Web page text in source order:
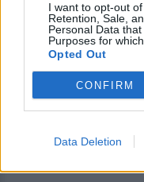
I want to opt-out
Retention, Sale,
Personal Data
Purposes for
Opted Out
CONFIRM
Data Deletion
Μάθουριν, τον
ΜακΚόνελ, τον
Ταϊρίς